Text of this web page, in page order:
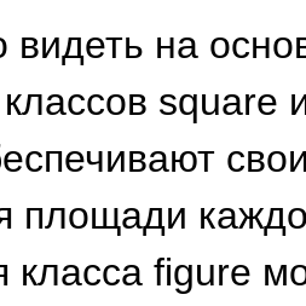
видеть на
square
площади
класса figure